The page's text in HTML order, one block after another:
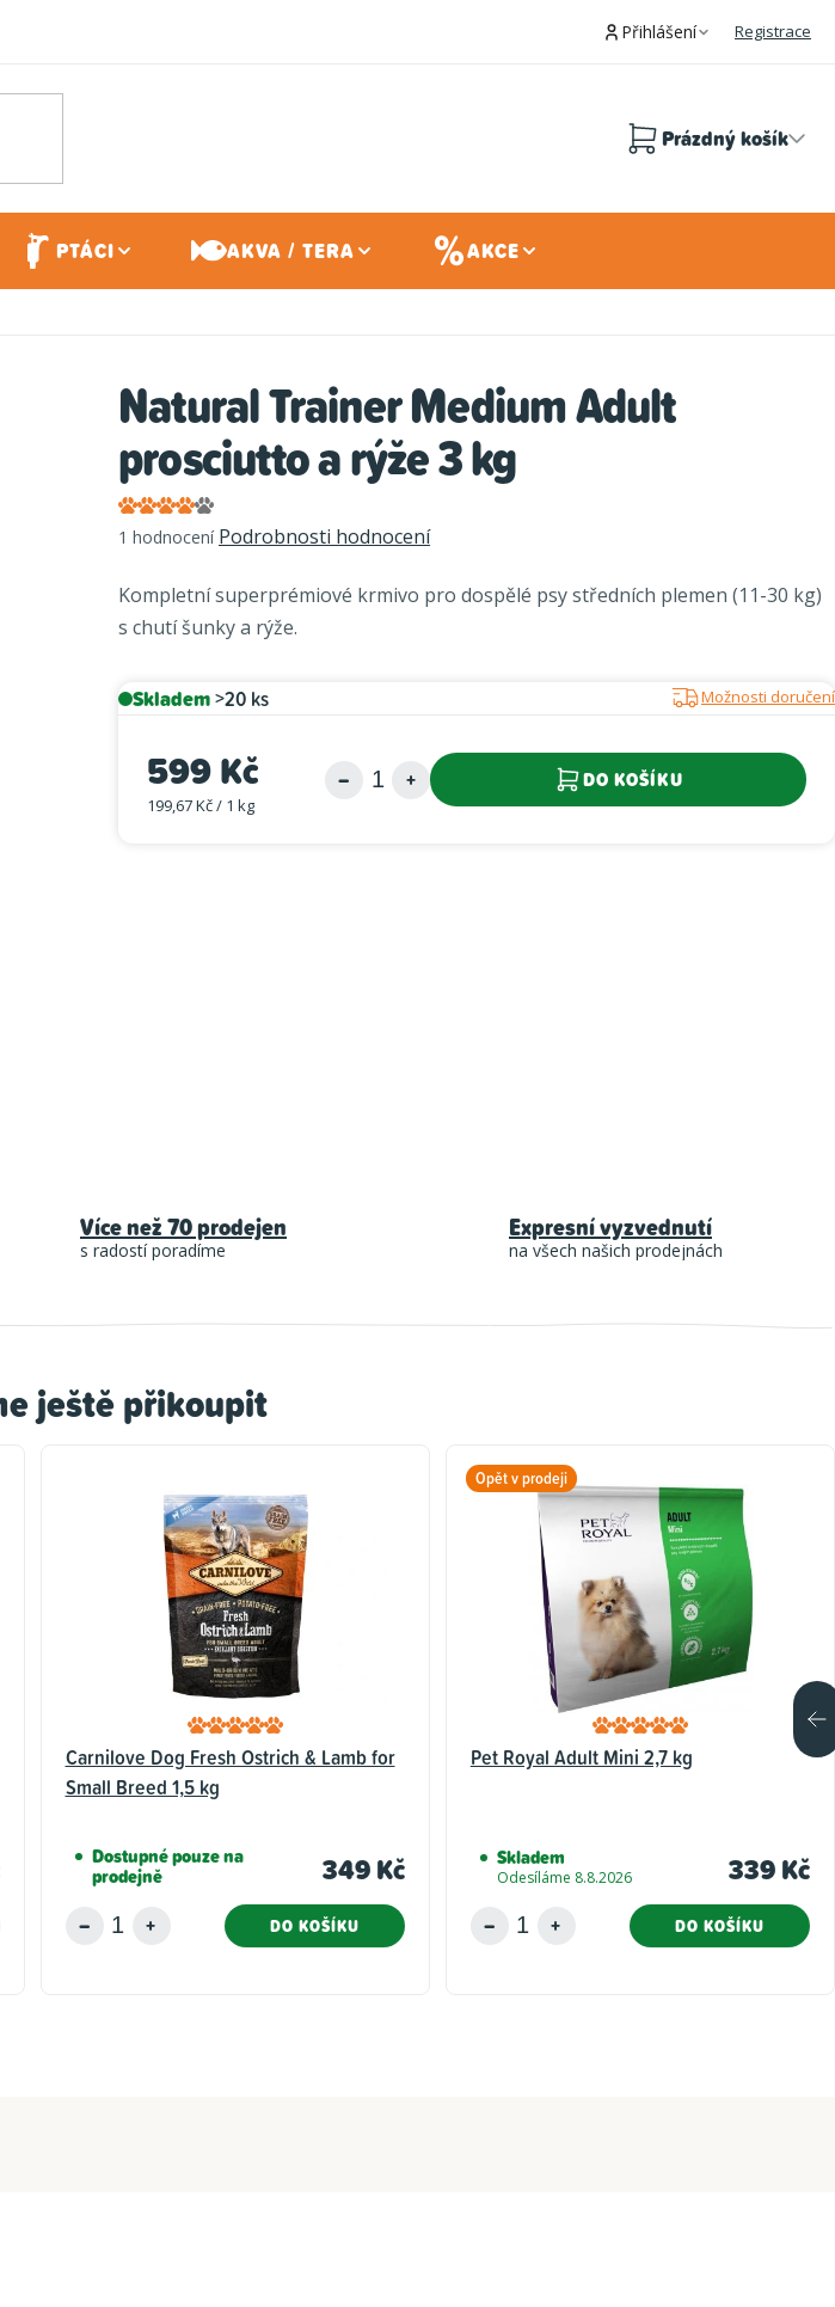
Přihlášení Registrace
Prázdný košík
PTÁCI AKVA / TERA AKCE
Natural Trainer Medium Adult
prosciutto a rýže 3 kg
Průměrné
hodnocení
je
4,0
5
1 hodnocení Podrobnosti hodnocení
Kompletní superprémiové krmivo pro dospělé psy středních plemen (11-30 kg)
s chutí šunky a rýže.
Skladem>20 ks Možnosti doručení
599 Kč
Měrná cena:
199,67 Kč / 1 kg
DO KOŠÍKU
ještě přikoupit
Carnilove Dog Fresh Ostrich & Lamb for
Small Breed 1,5 kg
Dostupné pouze na
prodejně 349 Kč
DO KOŠÍKU
Opět v prodeji
Pet Royal Adult Mini 2,7 kg
Skladem
Odesíláme 8.8.2026 339 Kč
DO KOŠÍKU
Více než 70 prodejen
s radostí poradíme
Expresní vyzvednutí
na všech našich prodejnách